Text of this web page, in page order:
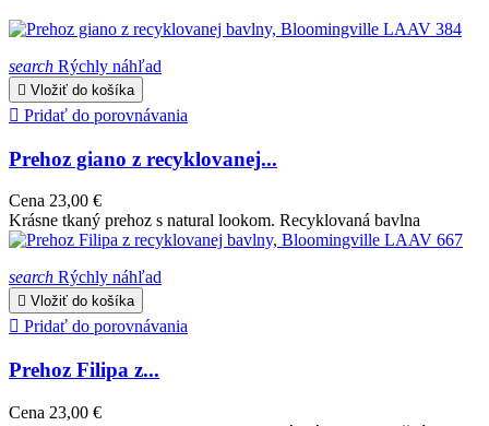
search Rýchly náhľad
 Vložiť do košíka
 Pridať do porovnávania
Prehoz giano z recyklovanej...
Cena 23,00 €
Krásne tkaný prehoz s natural lookom. Recyklovaná bavlna
search Rýchly náhľad
 Vložiť do košíka
 Pridať do porovnávania
Prehoz Filipa z...
Cena 23,00 €